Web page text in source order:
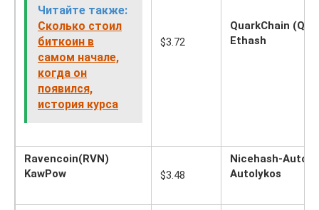
Читайте также:
Сколько стоил
биткоин в
самом начале,
когда он
появился,
история курса
$3.72
QuarkChain
Ethash
Ravencoin(RVN)
KawPow
$3.48
Nicehash-
Autolykos